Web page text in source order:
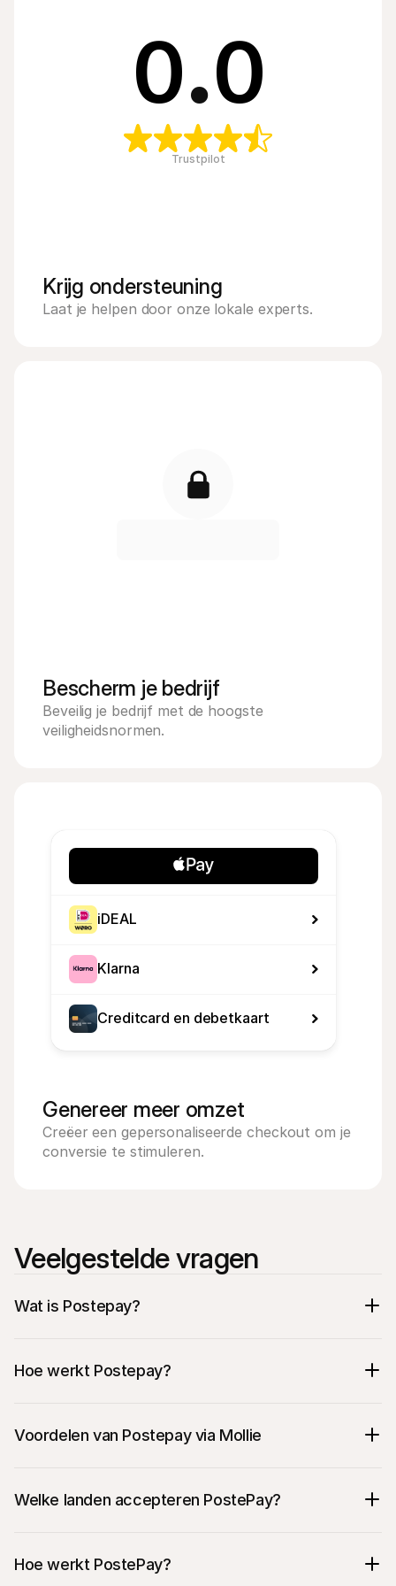
0.0
Trustpilot
Krijg ondersteuning
Laat je helpen door onze lokale experts.
Bescherm je bedrijf
Beveilig je bedrijf met de hoogste
veiligheidsnormen.
iDEAL
Klarna
Creditcard en debetkaart
Genereer meer omzet
Creëer een gepersonaliseerde checkout om je
conversie te stimuleren.
Veelgestelde vragen
Wat is Postepay?
Hoe werkt Postepay?
Voordelen van Postepay via Mollie
Welke landen accepteren PostePay?
Hoe werkt PostePay?